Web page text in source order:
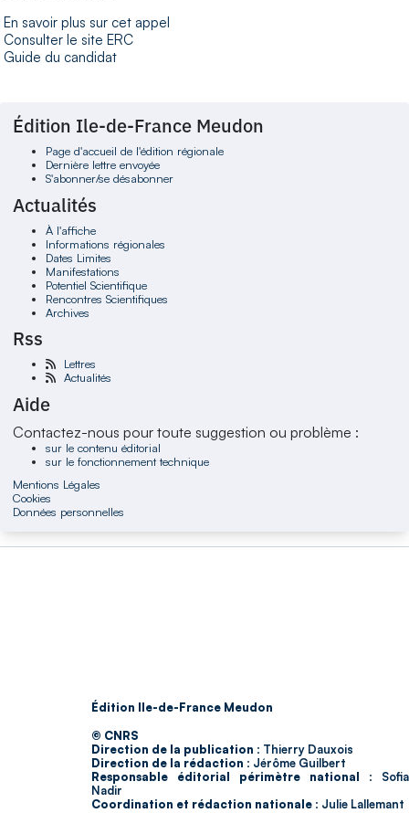
En savoir plus sur cet appel
Consulter le site ERC
Guide du candidat
Édition Ile-de-France Meudon
Page d'accueil de l'édition régionale
Dernière lettre envoyée
S'abonner/se désabonner
Actualités
À l'affiche
Informations régionales
Dates Limites
Manifestations
Potentiel Scientifique
Rencontres Scientifiques
Archives
Rss
Lettres
Actualités
Aide
Contactez-nous pour toute suggestion ou problème :
sur le contenu éditorial
sur le fonctionnement technique
Mentions Légales
Cookies
Données personnelles
Édition Ile-de-France Meudon
© CNRS
Direction de la publication : Thierry Dauxois
Direction de la rédaction : Jérôme Guilbert
Responsable éditorial périmètre national : Sofia
Nadir
Coordination et rédaction nationale : Julie Lallemant